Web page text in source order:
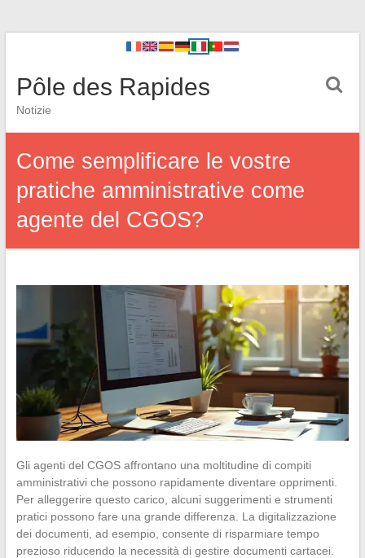
Pôle des Rapides
Notizie
Come semplificare le vostre
pratiche amministrative come
agente del CGOS?
Gli agenti del CGOS affrontano una moltitudine di compiti
amministrativi che possono rapidamente diventare opprimenti.
Per alleggerire questo carico, alcuni suggerimenti e strumenti
pratici possono fare una grande differenza. La digitalizzazione
dei documenti, ad esempio, consente di risparmiare tempo
prezioso riducendo la necessità di gestire documenti cartacei.